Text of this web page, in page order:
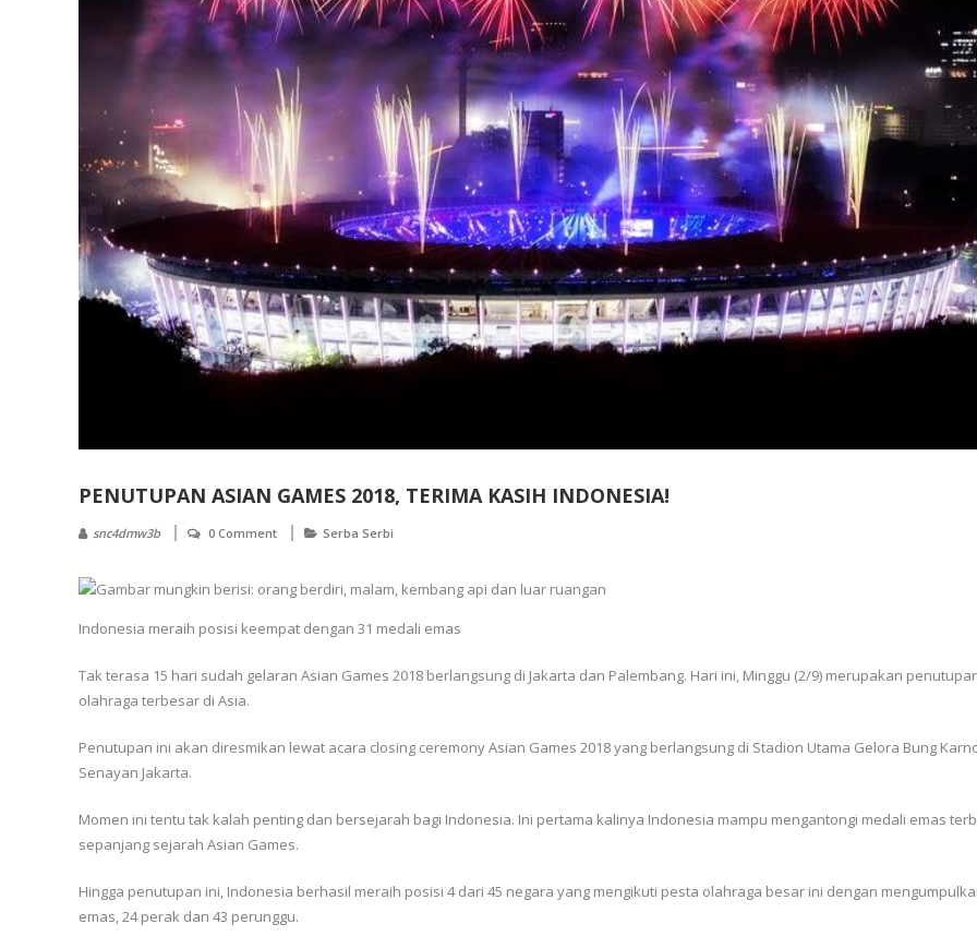
PENUTUPAN ASIAN GAMES 2018, TERIMA KASIH INDONESIA!
snc4dmw3b 0 Comment Serba Serbi
Indonesia meraih posisi keempat dengan 31 medali emas
Tak terasa 15 hari sudah gelaran Asian Games 2018 berlangsung di Jakarta dan Palembang. Hari ini, Minggu (2/9) merupakan
olahraga terbesar di Asia.
Penutupan ini akan diresmikan lewat acara closing ceremony Asian Games 2018 yang berlangsung di Stadion Utama Gelora Bung
Senayan Jakarta.
Momen ini tentu tak kalah penting dan bersejarah bagi Indonesia. Ini pertama kalinya Indonesia mampu mengantongi medali emas
sepanjang sejarah Asian Games.
Hingga penutupan ini, Indonesia berhasil meraih posisi 4 dari 45 negara yang mengikuti pesta olahraga besar ini dengan
emas, 24 perak dan 43 perunggu.